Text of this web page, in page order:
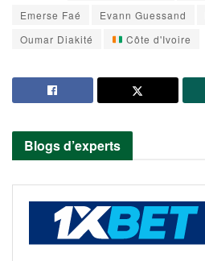
Emerse Faé
Evann Guessand
Oumar Diakité
Côte d'Ivoire
Blogs d’experts